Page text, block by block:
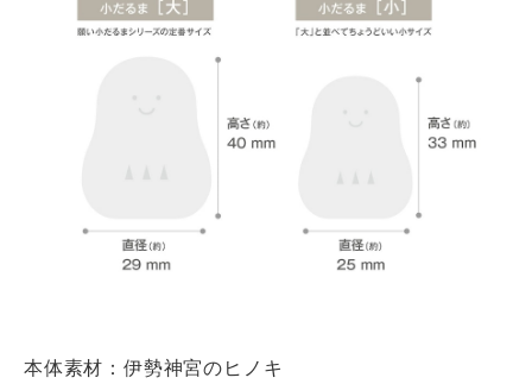
本体素材：伊勢神宮のヒノキ